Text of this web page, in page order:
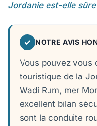
Jordanie est-elle
✓ NOTRE AVIS
Vous pouvez vous
touristique de la
Wadi Rum, mer
excellent bilan
sont la conduite